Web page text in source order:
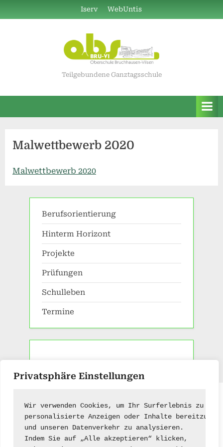
Privatsphäre Einstellungen
Wir verwenden Cookies, um Ihr Surferlebnis zu
personalisierte Anzeigen oder Inhalte
und unseren Datenverkehr zu analysieren.
Indem Sie auf „Alle akzeptieren“ klicken,
to
Iserv WebUntis
Teilgebundene Ganztagsschule
Malwettbewerb 2020
Malwettbewerb 2020
Berufsorientierung
Hinterm Horizont
Projekte
Prüfungen
Schulleben
Termine
Impressum Kontakt